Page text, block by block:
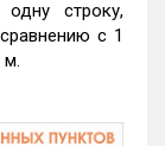
строку,
с 1
м.